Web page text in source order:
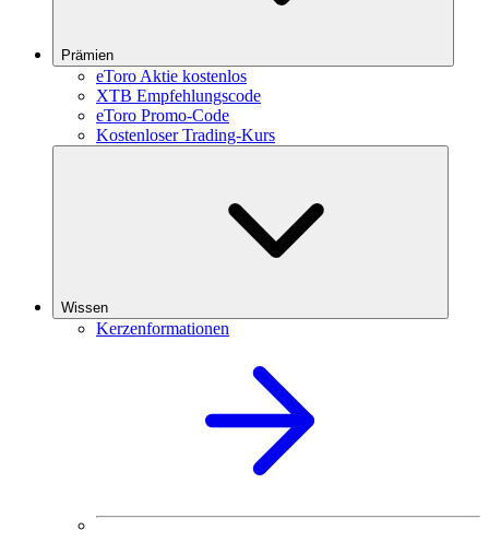
Prämien
eToro Aktie kostenlos
XTB Empfehlungscode
eToro Promo-Code
Kostenloser Trading-Kurs
Wissen
Kerzenformationen